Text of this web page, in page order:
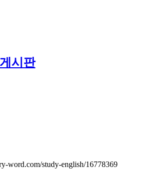
시판
word.com/study-english/16778369